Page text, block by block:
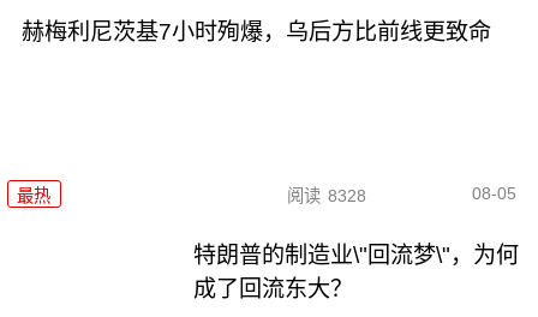
赫梅利尼茨基7小时殉爆，乌后方比前线更致命
最热 阅读 8328 08-05
特朗普的制造业\"回流梦\"，为何
成了回流东大？